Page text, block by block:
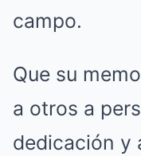
campo.
Que su
a otros a
dedicación y